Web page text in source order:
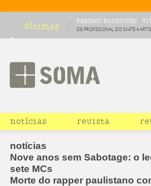
últimas FABIANO RODRIGUES .
DE PROFISSIONAL DO SKATE A
BARREIRAS E CRIA NOVO ESPAÇO
notícias revista
notícias
Nove anos sem Sabotage: o
sete MCs
Morte do rapper paulistano